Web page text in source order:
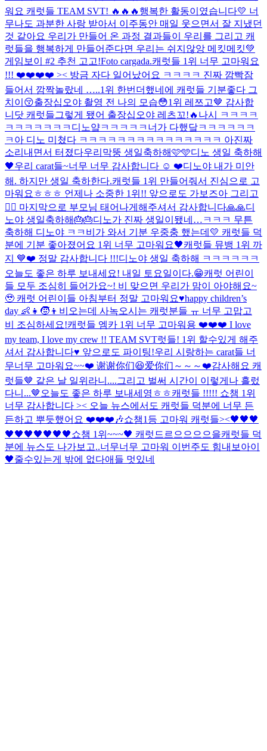
워요 캐럿들 TEAM SVT! 🔥🔥🔥 행복한 활동이였습니다💛 너
무나도 과분한 사랑 받아서 이주동안 매일 웃으면서 잘 지냈던
것 같아요 우리가 만들어 온 과정 결과들이 우리를 그리고 캐
럿들을 행복하게 만들어준다면 우리는 쉬지않앙 메킷메킷💚
게임보이 #2 추천 고고!Foto cargada.캐럿들 1위 너무 고마워요
!!! ❤️❤️❤️❤️ >< 방금 자다 일어났어요 ㅋㅋㅋㅋ 진짜 깜빡잠
들어서 깜짝놀랐네 …..1위 한번더했네에 캐럿들 기분좋다 그
치이😚출장십오야 촬영 전 나의 모습😳1위 레쯔고🤎 감사합
니닷 캐럿들그렇게 됐어 출장십오야 레츠꼬!🔥 나시 ㅋㅋㅋㅋ
ㅋㅋㅋㅋㅋㅋㅋ 디노얔ㅋㅋㅋㅋㅋ너가 다했닼ㅋㅋㅋㅋㅋㅋ
ㅋ 아 디노 미쳤다 ㅋㅋㅋㅋㅋㅋㅋㅋㅋㅋㅋㅋㅋㅋㅋ 아진짜
소리내면서 터졌다우리막뚱 생일축하해🩷🩵디노 생일 축하해
🖤우리 carat들~너무 너무 감사합니다 ☺️ ❤️디노야 내가 미안
해. 하지만 생일 축하한다.캐럿들 1위 만들어줘서 진심으로 고
마워요ㅎㅎㅎ 언제나 소중한 1위!! 앞으로도 가보즈아 그리고
😮‍💨 마지막으로 부모님 태어나게해주셔서 감사합니다🙏🙏디
노야 생일축하해🎂🎂디노가 진짜 생일이됐네…ㅋㅋㅋ 무튼
축하해 디노야 ㅋㅋ 비가 와서 기분 우중충 했는데💛 캐럿들 덕
분에 기분 좋아졌어요 1위 너무 고마워요🖤캐럿들 뮤뱅 1위 까
지 💙❤️ 정말 감사합니다 !!!디노야 생일 축하해 ㅋㅋㅋㅋㅋㅋ
오늘도 좋은 하루 보내세요! 내일 토요일이다.😁캐럿 어린이
들 모두 조심히 들어가요~! 비 맞으면 우리가 맘이 아야해요~
🥹 캐럿 어린이들 아침부터 정말 고마워요♥️happy children’s
day 👶👧🧒👦 비오는데 사녹오시는 캐럿분들 ㅠ 너무 고맙고
비 조심하세요!캐럿들 엠카 1위 너무 고마워용 ❤️❤️❤️ I love
my team, I love my crew !! TEAM SVT럿들! 1위 할수있게 해주
셔서 감사합니다♥️ 앞으로도 파이팅!우리 시랑하는 carat들 너
무너무 고마워요~~❤️ 谢谢你们😆爱你们～～～❤️감사해요 캐
럿들🤎 같은 날 일위라니....그리고 벌써 시간이 이렇게나 흘렀
다니...🤎 오늘도 좋은 하루 보내세영ㅎㅎ캐럿들 !!!!! 쇼챔 1위
너무 감사합니다 >< 오늘 뉴스에서도 캐럿들 덕분에 너무 든
든하고 뿌듯했어요 ❤️❤️❤️🎶쇼챔1등 고마워 캐럿들><🖤🖤🖤
🖤🖤🖤🖤🖤🖤🖤쇼챔 1위~~~🖤 캐럿드르으으으으을캐럿들 덕
분에 뉴스도 나가보고..너무너무 고마워 이번주도 힘내보아이
🖤줄수있는게 밖에 없다애들 멋있네